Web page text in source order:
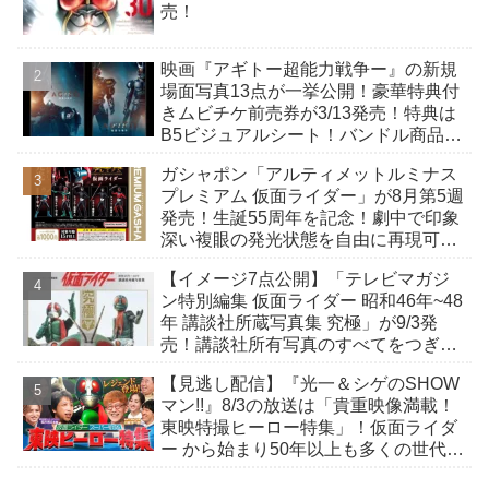
売！
映画『アギトー超能力戦争ー』の新規
場面写真13点が一挙公開！豪華特典付
きムビチケ前売券が3/13発売！特典は
B5ビジュアルシート！バンドル商品付
ガシャポン「アルティメットルミナス
プレミアム 仮面ライダー」が8月第5週
発売！生誕55周年を記念！劇中で印象
深い複眼の発光状態を自由に再現可
【イメージ7点公開】「テレビマガジ
ン特別編集 仮面ライダー 昭和46年~48
年 講談社所蔵写真集 究極」が9/3発
売！講談社所有写真のすべてをつぎ込
【見逃し配信】『光一＆シゲのSHOW
マン!!』8/3の放送は「貴重映像満載！
東映特撮ヒーロー特集」！仮面ライダ
ー から始まり50年以上も多くの世代に